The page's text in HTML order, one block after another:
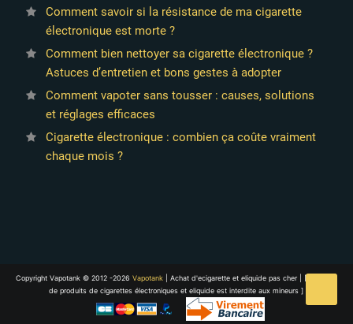
Comment savoir si la résistance de ma cigarette
électronique est morte ?
Comment bien nettoyer sa cigarette électronique ?
Astuces d’entretien et bons gestes à adopter
Comment vapoter sans tousser : causes, solutions
et réglages efficaces
Cigarette électronique : combien ça coûte vraiment
chaque mois ?
Copyright Vapotank © 2012 -2026 Vapotank| Achat d'ecigarette et eliquide pas cher | [ La vente
de produits de cigarettes électroniques et eliquide est interdite aux mineurs ]